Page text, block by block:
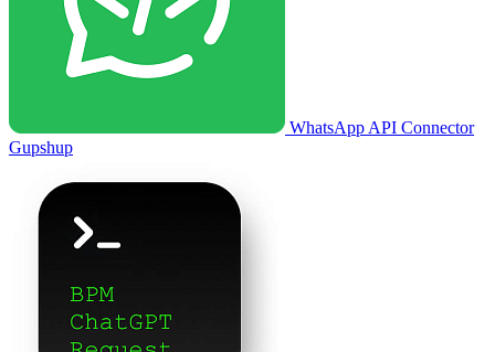
WhatsApp API Connector
Gupshup